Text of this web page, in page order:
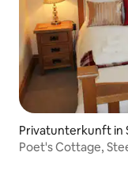
Privatunterkunft in
Poet's Cottage,